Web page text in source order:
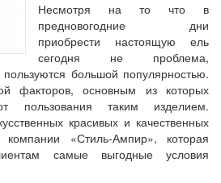
Несмотря на то что в
предновогодние дни
приобрести настоящую ель
сегодня не проблема,
пользуются большой популярностью.
факторов, основным из которых
пользования таким изделием.
красивых и качественных
«Стиль-Ампир», которая
самые выгодные условия